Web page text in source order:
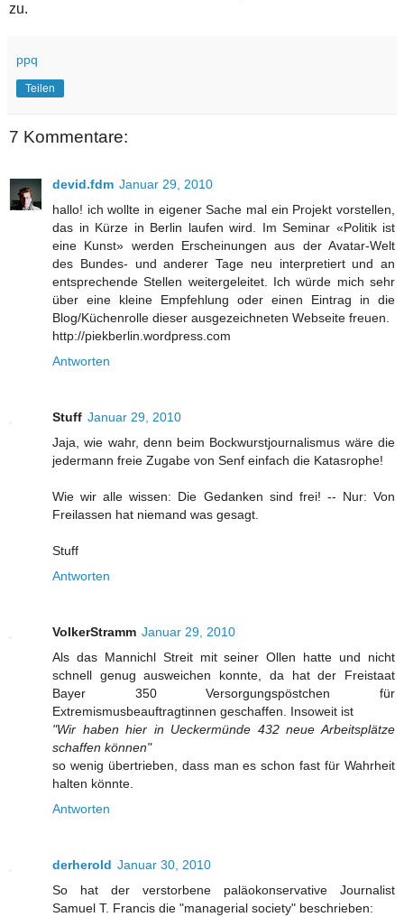
zu.
ppq
Teilen
7 Kommentare:
devid.fdm Januar 29, 2010
hallo! ich wollte in eigener Sache mal ein Projekt vorstellen,
das in Kürze in Berlin laufen wird. Im Seminar «Politik ist
eine Kunst» werden Erscheinungen aus der Avatar-Welt
des Bundes- und anderer Tage neu interpretiert und an
entsprechende Stellen weitergeleitet. Ich würde mich sehr
über eine kleine Empfehlung oder einen Eintrag in die
Blog/Küchenrolle dieser ausgezeichneten Webseite freuen.
http://piekberlin.wordpress.com
Antworten
Stuff Januar 29, 2010
Jaja, wie wahr, denn beim Bockwurstjournalismus wäre die
jedermann freie Zugabe von Senf einfach die Katasrophe!
Wie wir alle wissen: Die Gedanken sind frei! -- Nur: Von
Freilassen hat niemand was gesagt.
Stuff
Antworten
VolkerStramm Januar 29, 2010
Als das Mannichl Streit mit seiner Ollen hatte und nicht
schnell genug ausweichen konnte, da hat der Freistaat
Bayer 350 Versorgungspöstchen für
Extremismusbeauftragtinnen geschaffen. Insoweit ist
"Wir haben hier in Ueckermünde 432 neue Arbeitsplätze
schaffen können"
so wenig übertrieben, dass man es schon fast für Wahrheit
halten könnte.
Antworten
derherold Januar 30, 2010
So hat der verstorbene paläokonservative Journalist
Samuel T. Francis die "managerial society" beschrieben: